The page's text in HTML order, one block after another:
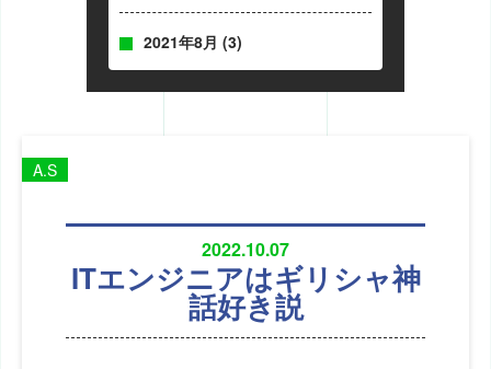
2021年8月 (3)
2022.10.07
ITエンジニアはギリシャ神
話好き説
A.S